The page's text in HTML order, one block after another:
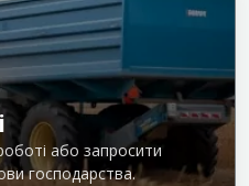
або запросити
господарства.